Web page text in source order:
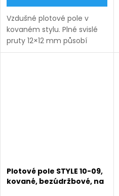
Vzdušné plotové pole v
kovaném stylu. Plné svislé
pruty 12×12 mm působí
lehce a nadčasově.
Plotové pole STYLE 10-09,
kované, bezúdržbové, na